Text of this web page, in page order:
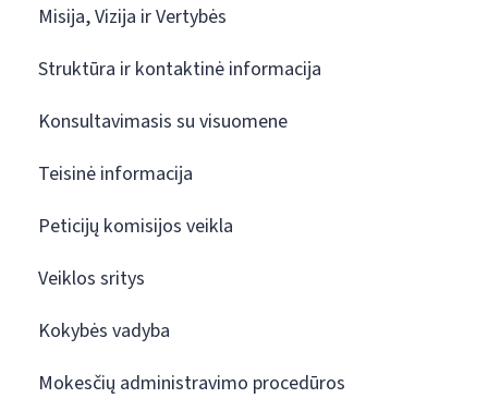
Misija, Vizija ir Vertybės
Struktūra ir kontaktinė informacija
Konsultavimasis su visuomene
Teisinė informacija
Peticijų komisijos veikla
Veiklos sritys
Kokybės vadyba
Mokesčių administravimo procedūros